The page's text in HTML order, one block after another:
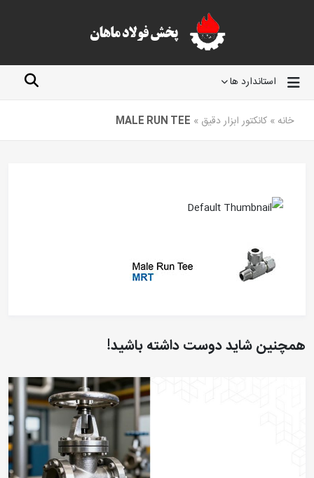
استاندارد ها
خانه » کانکتور ابزار دقیق »
MALE RUN TEE
همچنین شاید دوست داشته باشید!